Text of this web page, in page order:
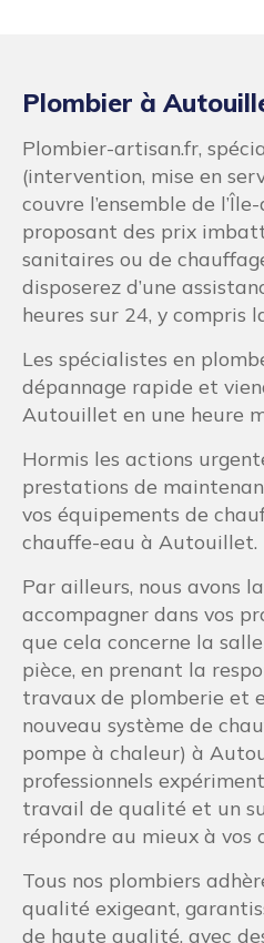
Plombier à
Plombier-artisan.fr,
(intervention, mise en
couvre l’ensemble de
proposant des prix
sanitaires ou de
disposerez d’une
heures sur 24, y compris
Les spécialistes en
dépannage rapide et
Autouillet en une heure
Hormis les actions
prestations de
vos équipements de
chauffe-eau à Autouillet.
Par ailleurs, nous avons
accompagner dans vos
que cela concerne la
pièce, en prenant la
travaux de plomberie et
nouveau système de
pompe à chaleur) à
professionnels
travail de qualité et un
répondre au mieux à vos
Tous nos plombiers
qualité exigeant,
de haute qualité, avec